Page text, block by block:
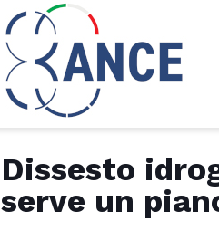
Dissesto
serve un